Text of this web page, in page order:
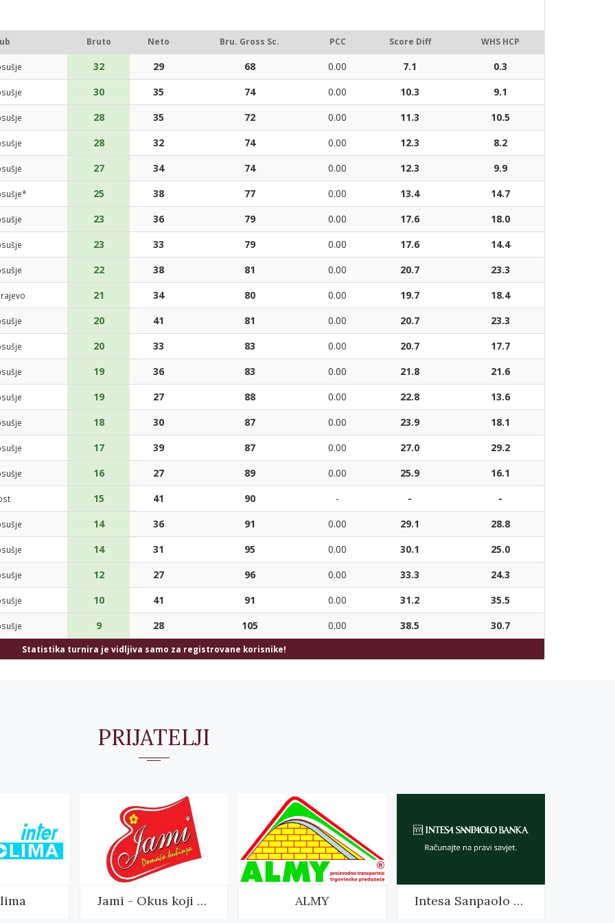
Bruto Neto Bru. Gross Sc. PCC Score Diff WHS HCP
32 29 68 0.00 7.1 0.3
30 35 74 0.00 10.3 9.1
28 35 72 0.00 11.3 10.5
28 32 74 0.00 12.3 8.2
27 34 74 0.00 12.3 9.9
25 38 77 0.00 13.4 14.7
23 36 79 0.00 17.6 18.0
23 33 79 0.00 17.6 14.4
22 38 81 0.00 20.7 23.3
21 34 80 0.00 19.7 18.4
20 41 81 0.00 20.7 23.3
20 33 83 0.00 20.7 17.7
19 36 83 0.00 21.8 21.6
19 27 88 0.00 22.8 13.6
18 30 87 0.00 23.9 18.1
17 39 87 0.00 27.0 29.2
16 27 89 0.00 25.9 16.1
15 41 90 - - -
14 36 91 0.00 29.1 28.8
14 31 95 0.00 30.1 25.0
12 27 96 0.00 33.3 24.3
10 41 91 0.00 31.2 35.5
9 28 105 0.00 38.5 30.7
Statistika turnira je vidljiva samo za registrovane korisnike!
PRIJATELJI
Jami - Okus koji mami ALMY Intesa Sanpaolo Banka